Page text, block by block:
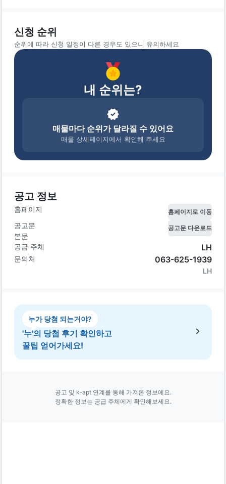
신청 순위
순위에 따라 신청 일정이 다른 경우도 있으니 유의하세요
내 순위는?
매물마다 순위가 달라질 수 있어요
매물 상세페이지에서 확인해 주세요
공고 정보
홈페이지 홈페이지로 이동
공고문
본문
공고문 다운로드
공급 주체 LH
문의처 063-625-1939
LH
누가 당첨 되는거야?
'누'의 당첨 후기 확인하고
꿀팁 얻어가세요!
공고 및 k-apt 연계를 통해 가져온 정보에요.
정확한 정보는 공급 주체에게 확인해보세요.